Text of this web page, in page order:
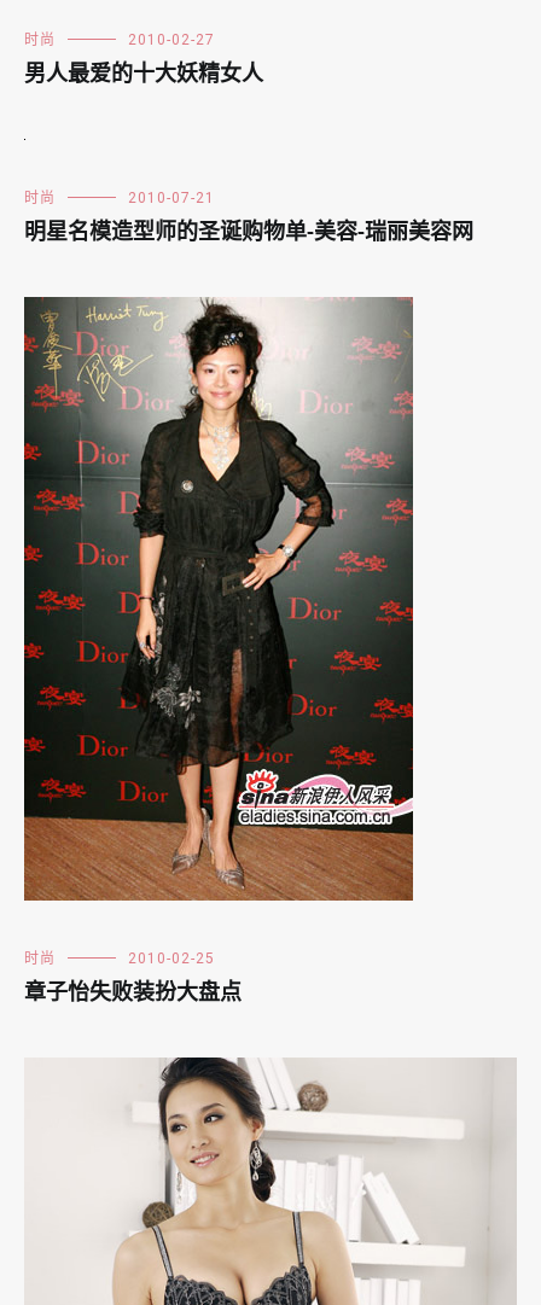
时尚 2010-02-27
男人最爱的十大妖精女人
时尚 2010-07-21
明星名模造型师的圣诞购物单-美容-瑞丽美容网
时尚 2010-02-25
章子怡失败装扮大盘点